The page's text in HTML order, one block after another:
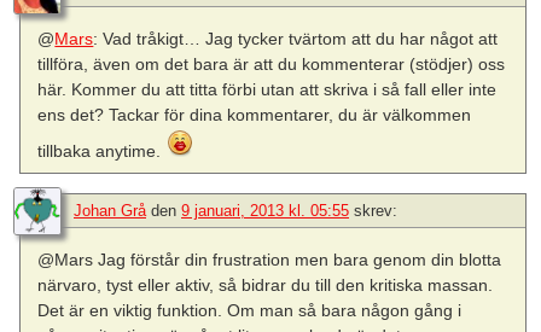
@Mars: Vad tråkigt… Jag tycker tvärtom att du har något att
tillföra, även om det bara är att du kommenterar (stödjer) oss
här. Kommer du att titta förbi utan att skriva i så fall eller inte
ens det? Tackar för dina kommentarer, du är välkommen
tillbaka anytime.
Johan Grå den 9 januari, 2013 kl. 05:55 skrev:
@Mars Jag förstår din frustration men bara genom din blotta
närvaro, tyst eller aktiv, så bidrar du till den kritiska massan.
Det är en viktig funktion. Om man så bara någon gång i